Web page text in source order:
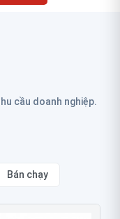
cầu doanh nghiệp.
Bán chạy